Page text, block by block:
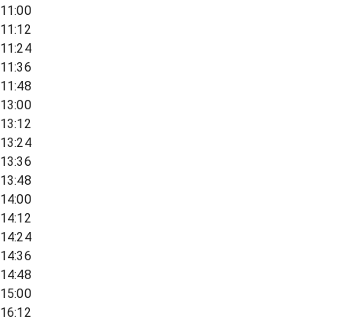
11:00
11:12
11:24
11:36
11:48
13:00
13:12
13:24
13:36
13:48
14:00
14:12
14:24
14:36
14:48
15:00
16:12